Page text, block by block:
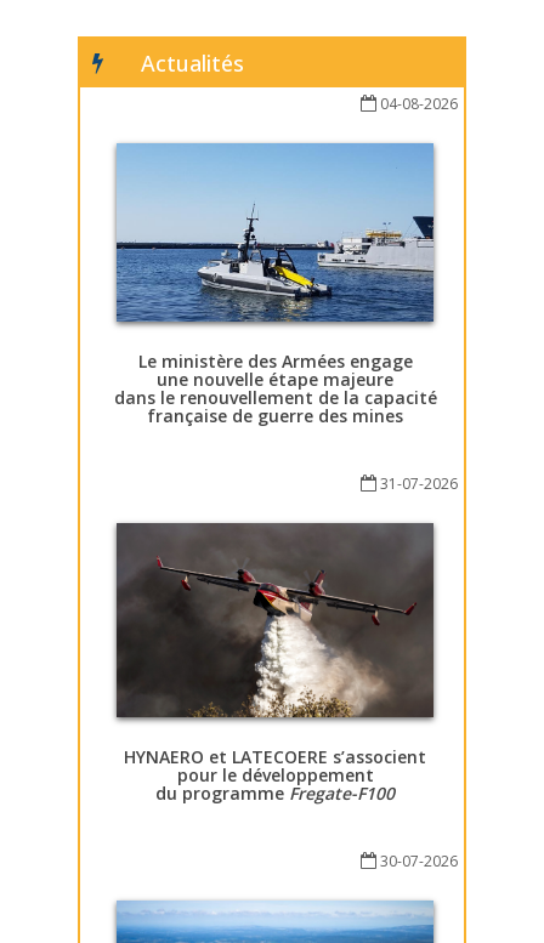
Actualités
04-08-2026
Le ministère des Armées engage
une nouvelle étape majeure
dans le renouvellement de la capacité
française de guerre des mines
31-07-2026
HYNAERO et LATECOERE s’associent
pour le développement
du programme Fregate-F100
30-07-2026